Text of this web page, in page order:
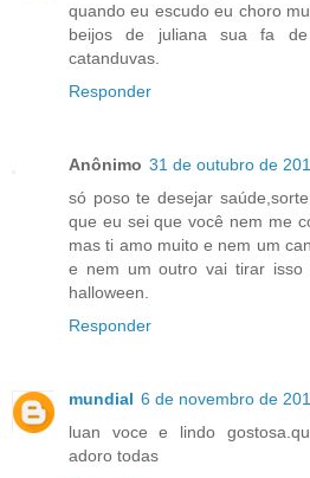
quando eu escudo eu choro
beijos de juliana sua fa
catanduvas.
Responder
Anônimo 31 de outubro de
só poso te desejar
que eu sei que você nem me
mas ti amo muito e nem um
e nem um outro vai tirar
halloween.
Responder
mundial 6 de novembro de
luan voce e lindo
adoro todas